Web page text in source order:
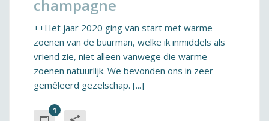
champagne
++Het jaar 2020 ging van start met warme
zoenen van de buurman, welke ik inmiddels als
vriend zie, niet alleen vanwege die warme
zoenen natuurlijk. We bevonden ons in zeer
gemêleerd gezelschap. [...]
1